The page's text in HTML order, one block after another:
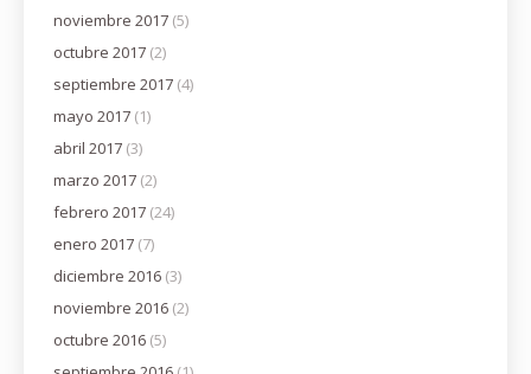
noviembre 2017 (5)
octubre 2017 (2)
septiembre 2017 (4)
mayo 2017 (1)
abril 2017 (3)
marzo 2017 (2)
febrero 2017 (24)
enero 2017 (7)
diciembre 2016 (3)
noviembre 2016 (2)
octubre 2016 (5)